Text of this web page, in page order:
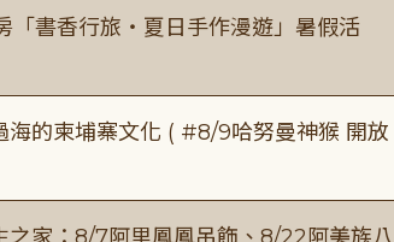
「書香行旅・夏日手作漫遊」暑假活
海的柬埔寨文化 ( #8/9哈努曼神猴 開放